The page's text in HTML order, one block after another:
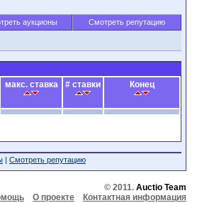
аукционы Смотреть репутацию
макс. ставка # ставки Конец
| Смотреть репутацию
© 2011. Auctio Team
О проекте Контактная информация